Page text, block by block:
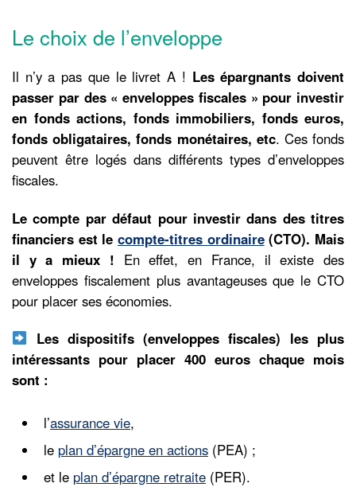
Le choix de l’enveloppe
Il n’y a pas que le livret A ! Les épargnants doivent
passer par des « enveloppes fiscales » pour investir
en fonds actions, fonds immobiliers, fonds euros,
fonds obligataires, fonds monétaires, etc. Ces fonds
peuvent être logés dans différents types d’enveloppes
fiscales.
Le compte par défaut pour investir dans des titres
financiers est le compte-titres ordinaire(CTO). Mais
il y a mieux ! En effet, en France, il existe des
enveloppes fiscalement plus avantageuses que le CTO
pour placer ses économies.
Les dispositifs (enveloppes fiscales) les plus
intéressants pour placer 400 euros chaque mois
sont :
l’assurance vie,
le plan d’épargne en actions (PEA) ;
et le plan d’épargne retraite (PER).